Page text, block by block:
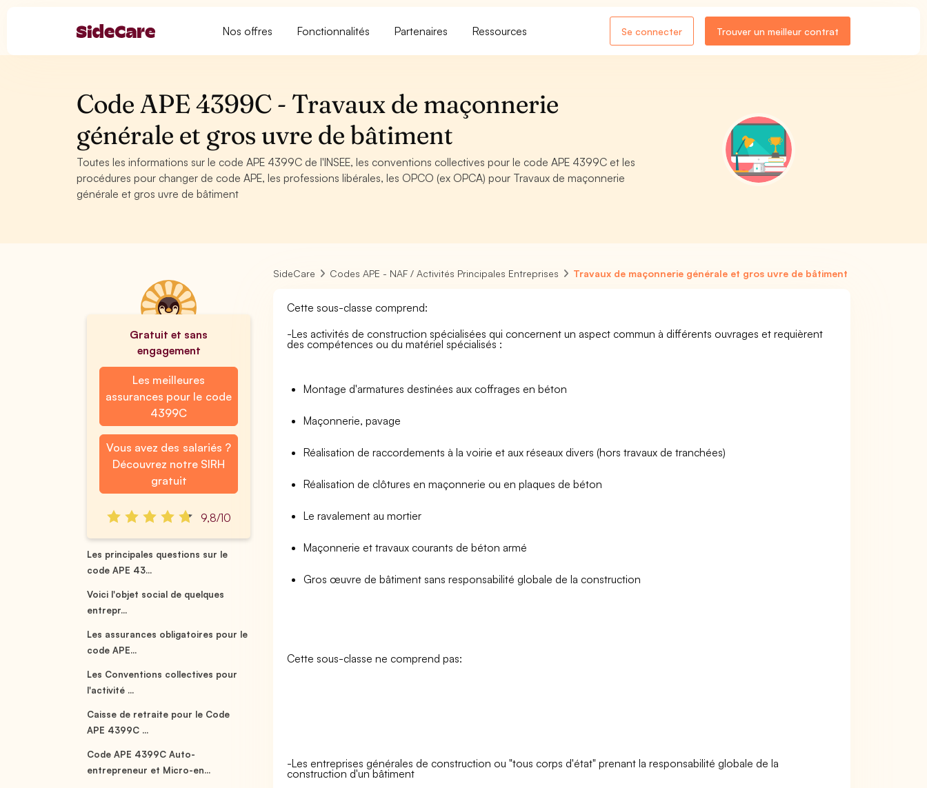
Nos offres Fonctionnalités Partenaires Ressources Se connecter Trouver un meilleur contrat
Code APE 4399C - Travaux de maçonnerie
générale et gros uvre de bâtiment
Toutes les informations sur le code APE 4399C de l'INSEE, les conventions collectives pour le code APE 4399C et les
procédures pour changer de code APE, les professions libérales, les OPCO (ex OPCA) pour Travaux de maçonnerie
générale et gros uvre de bâtiment
Gratuit et sans
engagement
Les meilleures
assurances pour le code
4399C
Vous avez des salariés ?
Découvrez notre SIRH
gratuit
9,8/10
Les principales questions sur le
code APE 43...
Voici l'objet social de quelques
entrepr...
Les assurances obligatoires pour le
code APE...
Les Conventions collectives pour
l'activité ...
Caisse de retraite pour le Code
APE 4399C ...
Code APE 4399C Auto-
entrepreneur et Micro-en...
SideCare Codes APE - NAF / Activités Principales Entreprises Travaux de maçonnerie générale et gros uvre de bâtiment
Cette sous-classe comprend:
-Les activités de construction spécialisées qui concernent un aspect commun à différents ouvrages et requièrent
des compétences ou du matériel spécialisés :
Montage d'armatures destinées aux coffrages en béton
Maçonnerie, pavage
Réalisation de raccordements à la voirie et aux réseaux divers (hors travaux de tranchées)
Réalisation de clôtures en maçonnerie ou en plaques de béton
Le ravalement au mortier
Maçonnerie et travaux courants de béton armé
Gros œuvre de bâtiment sans responsabilité globale de la construction
Cette sous-classe ne comprend pas:
-Les entreprises générales de construction ou "tous corps d'état" prenant la responsabilité globale de la
construction d'un bâtiment